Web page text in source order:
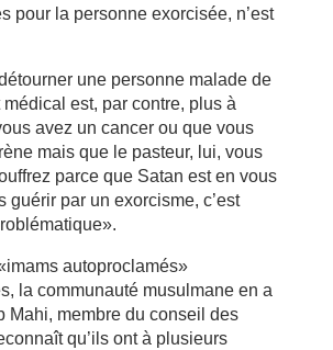
pour la personne exorcisée, n’est
une personne malade de
est, par contre, plus à
avez un cancer ou que vous
mais que le pasteur, lui, vous
parce que Satan est en vous
guérir par un exorcisme, c’est
autoproclamés»
la communauté musulmane en a
Mahi, membre du conseil des
qu’ils ont à plusieurs